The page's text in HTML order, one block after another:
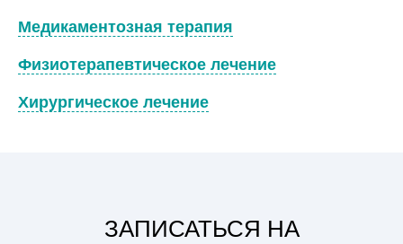
Медикаментозная терапия
Физиотерапевтическое лечение
Хирургическое лечение
ЗАПИСАТЬСЯ НА